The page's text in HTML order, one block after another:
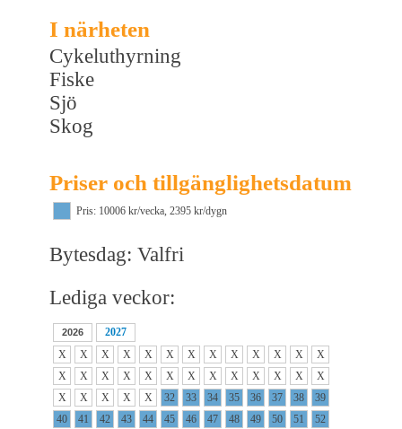
I närheten
Cykeluthyrning
Fiske
Sjö
Skog
Priser och tillgänglighetsdatum
Pris: 10006 kr/vecka, 2395 kr/dygn
Bytesdag: Valfri
Lediga veckor:
2026
2027
X
X X X X X X X X X X X
X
X
X X X X X X X X X X X
X
X
X X X X 32 33 34 35 36 37 38
39
40
41 42 43 44 45 46 47 48 49 50 51
52